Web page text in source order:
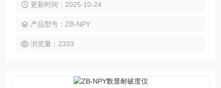
更新时间：2025-10-24
产品型号：ZB-NPY
浏览量：2333